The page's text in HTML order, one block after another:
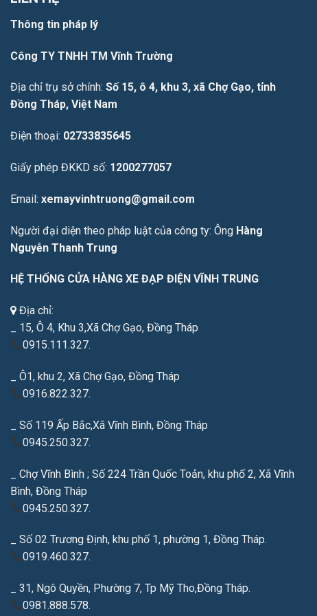
Thông tin pháp lý
Công TY TNHH TM Vĩnh Trường
Địa chỉ trụ sở chính: Số 15, ô 4, khu 3, xã Chợ Gạo, tỉnh
Đồng Tháp, Việt Nam
Điện thoại: 02733835645
Giấy phép ĐKKD số: 1200277057
Email: xemayvinhtruong@gmail.com
Người đại diện theo pháp luật của công ty: Ông Hàng
Nguyễn Thanh Trung
HỆ THỐNG CỬA HÀNG XE ĐẠP ĐIỆN VĨNH TRUNG
Địa chỉ:
_ 15, Ô 4, Khu 3,Xã Chợ Gạo, Đồng Tháp
0915.111.327.
_ Ô1, khu 2, Xã Chợ Gạo, Đồng Tháp
0916.822.327.
_ Số 119 Ấp Bắc,Xã Vĩnh Bình, Đồng Tháp
0945.250.327.
_ Chợ Vĩnh Bình ; Số 224 Trần Quốc Toản, khu phố 2, Xã Vĩnh
Bình, Đồng Tháp
0945.250.327.
_ Số 02 Trương Định, khu phố 1, phường 1, Đồng Tháp.
0919.460.327.
_ 31, Ngô Quyền, Phường 7, Tp Mỹ Tho,Đồng Tháp.
0981.888.578.